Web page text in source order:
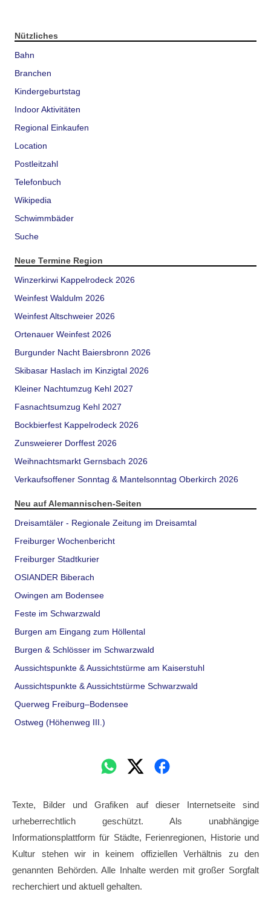
Nützliches
Bahn
Branchen
Kindergeburtstag
Indoor Aktivitäten
Regional Einkaufen
Location
Postleitzahl
Telefonbuch
Wikipedia
Schwimmbäder
Suche
Neue Termine Region
Winzerkirwi Kappelrodeck 2026
Weinfest Waldulm 2026
Weinfest Altschweier 2026
Ortenauer Weinfest 2026
Burgunder Nacht Baiersbronn 2026
Skibasar Haslach im Kinzigtal 2026
Kleiner Nachtumzug Kehl 2027
Fasnachtsumzug Kehl 2027
Bockbierfest Kappelrodeck 2026
Zunsweierer Dorffest 2026
Weihnachtsmarkt Gernsbach 2026
Verkaufsoffener Sonntag & Mantelsonntag Oberkirch 2026
Neu auf Alemannischen-Seiten
Dreisamtäler - Regionale Zeitung im Dreisamtal
Freiburger Wochenbericht
Freiburger Stadtkurier
OSIANDER Biberach
Owingen am Bodensee
Feste im Schwarzwald
Burgen am Eingang zum Höllental
Burgen & Schlösser im Schwarzwald
Aussichtspunkte & Aussichtstürme am Kaiserstuhl
Aussichtspunkte & Aussichtstürme Schwarzwald
Querweg Freiburg–Bodensee
Ostweg (Höhenweg III.)
Texte, Bilder und Grafiken auf dieser Internetseite sind
urheberrechtlich geschützt. Als unabhängige
Informationsplattform für Städte, Ferienregionen, Historie und
Kultur stehen wir in keinem offiziellen Verhältnis zu den
genannten Behörden. Alle Inhalte werden mit großer Sorgfalt
recherchiert und aktuell gehalten.